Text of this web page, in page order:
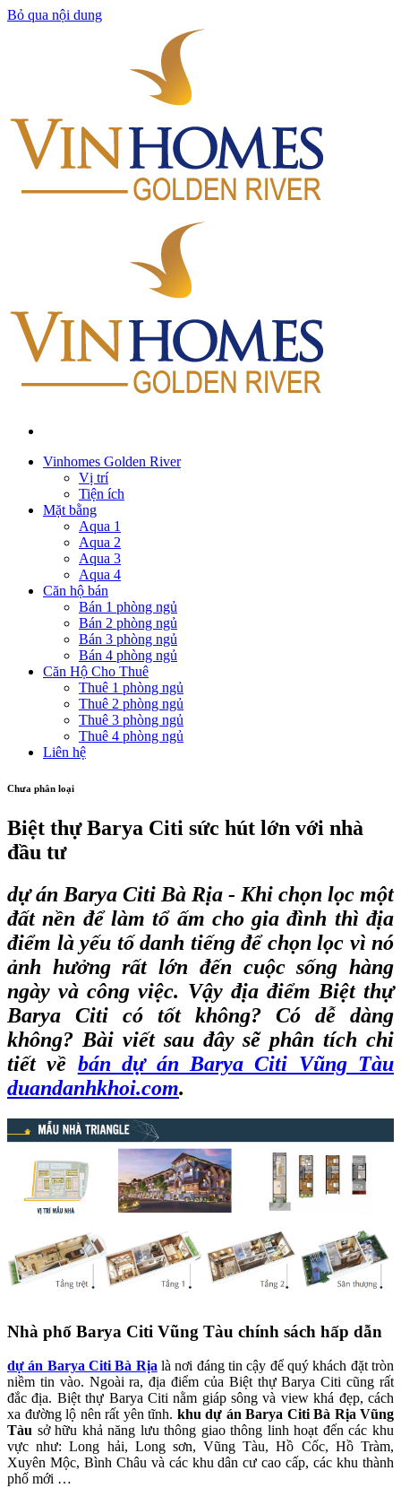
Bỏ qua nội dung
Vinhomes Golden River
Vị trí
Tiện ích
Mặt bằng
Aqua 1
Aqua 2
Aqua 3
Aqua 4
Căn hộ bán
Bán 1 phòng ngủ
Bán 2 phòng ngủ
Bán 3 phòng ngủ
Bán 4 phòng ngủ
Căn Hộ Cho Thuê
Thuê 1 phòng ngủ
Thuê 2 phòng ngủ
Thuê 3 phòng ngủ
Thuê 4 phòng ngủ
Liên hệ
Chưa phân loại
Biệt thự Barya Citi sức hút lớn với nhà
đầu tư
dự án Barya Citi Bà Rịa - Khi chọn lọc một
đất nền để làm tổ ấm cho gia đình thì địa
điểm là yếu tố danh tiếng để chọn lọc vì nó
ảnh hưởng rất lớn đến cuộc sống hàng
ngày và công việc. Vậy địa điểm Biệt thự
Barya Citi có tốt không? Có dễ dàng
không? Bài viết sau đây sẽ phân tích chi
tiết về bán dự án Barya Citi Vũng Tàu
duandanhkhoi.com.
Nhà phố Barya Citi Vũng Tàu chính sách hấp dẫn
dự án Barya Citi Bà Rịa là nơi đáng tin cậy để quý khách đặt tròn
niềm tin vào. Ngoài ra, địa điểm của Biệt thự Barya Citi cũng rất
đắc địa. Biệt thự Barya Citi nằm giáp sông và view khá đẹp, cách
xa đường lộ nên rất yên tĩnh. khu dự án Barya Citi Bà Rịa Vũng
Tàu sở hữu khả năng lưu thông giao thông linh hoạt đến các khu
vực như: Long hải, Long sơn, Vũng Tàu, Hồ Cốc, Hồ Tràm,
Xuyên Mộc, Bình Châu và các khu dân cư cao cấp, các khu thành
phố mới …